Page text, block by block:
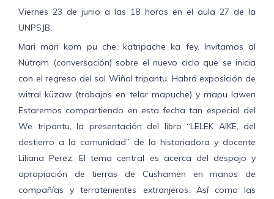
Viernes 23 de junio a las 18 horas en el aula 27 de la
UNPSJB.
Mari mari kom pu che, katripache ka fey. Invitamos al
Nütram (conversación) sobre el nuevo ciclo que se inicia
con el regreso del sol Wiñol tripantu. Habrá exposición de
witral küzaw (trabajos en telar mapuche) y mapu lawen
Estaremos compartiendo en esta fecha tan especial del
We tripantu, la presentación del libro “LELEK AIKE, del
destierro a la comunidad” de la historiadora y docente
Liliana Perez. El tema central es acerca del despojo y
apropiación de tierras de Cushamen en manos de
compañías y terratenientes extranjeros. Así como las